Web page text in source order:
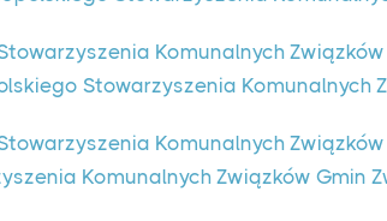
Komunalnych
Stowarzyszenia Komunalnych
Komunalnych
Komunalnych Związków Gmin